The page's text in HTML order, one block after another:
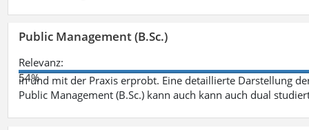
Public Management (B.Sc.)
Relevanz:
54%
in und mit der Praxis erprobt. Eine detaillierte Darstellung
Public Management (B.Sc.) kann auch kann auch dual